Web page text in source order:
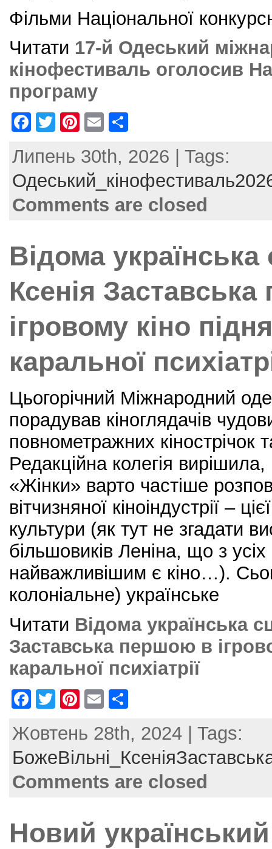
Фільми Національної
Читати 17-й Одеський
кінофестиваль оголосив
програму
F
c
e
b
k
T
itt
er
Pi
er
e
st
E
ai
l
ar
e
Липень 30th, 2026 | Tags:
Comments are closed
Відома
Ксенія
ігровому кіно
каральної
Цьогорічний Міжнародний
порадував кіноглядачів
повнометражних кінострічок
Редакційна колегія
«Жінки» варто частіше
вітчизняної кіноіндустрії –
культури (як тут не згадати
більшовиків Леніна, що з
найважливішим є кіно…).
колоніальне) українське
Читати Відома українська
Заставська першою в
каральної психіатрії
F
c
e
b
k
T
itt
er
Pi
er
e
st
E
ai
l
ar
e
Жовтень 28th, 2024 | Tags:
Comments are closed
Новий